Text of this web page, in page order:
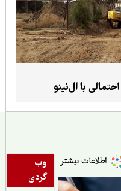
با ال‌نینو
وب
گردی